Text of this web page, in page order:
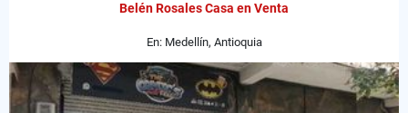
Belén Rosales Casa en Venta
En: Medellín, Antioquia